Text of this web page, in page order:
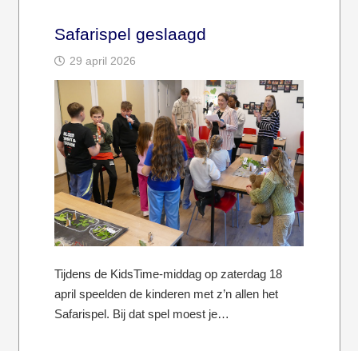
Safarispel geslaagd
29 april 2026
Tijdens de KidsTime-middag op zaterdag 18
april speelden de kinderen met z’n allen het
Safarispel. Bij dat spel moest je…